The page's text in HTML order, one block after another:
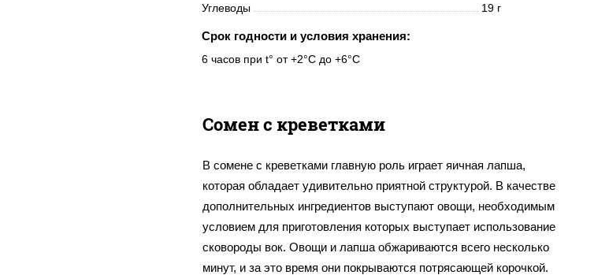
Углеводы
19 г
Срок годности и условия хранения:
6 часов при t° от +2°C до +6°C
Сомен с креветками
В сомене с креветками главную роль играет яичная лапша,
которая обладает удивительно приятной структурой. В качестве
дополнительных ингредиентов выступают овощи, необходимым
условием для приготовления которых выступает использование
сковороды вок. Овощи и лапша обжариваются всего несколько
минут, и за это время они покрываются потрясающей корочкой.